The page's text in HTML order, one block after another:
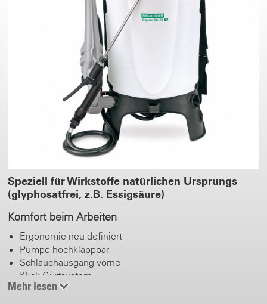
Speziell für Wirkstoffe natürlichen Ursprungs
(glyphosatfrei, z.B. Essigsäure)
Komfort beim Arbeiten
Ergonomie neu definiert
Pumpe hochklappbar
Schlauchausgang vorne
Klick-Gurtsystem
Griffmulden
Mehr lesen